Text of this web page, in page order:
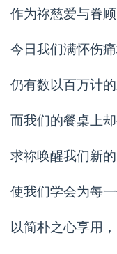
作为祢慈爱与眷顾
今日我们满怀伤痛
仍有数以百万计
而我们的餐桌上
求祢唤醒我们新的
使我们学会为每
以简朴之心享用，